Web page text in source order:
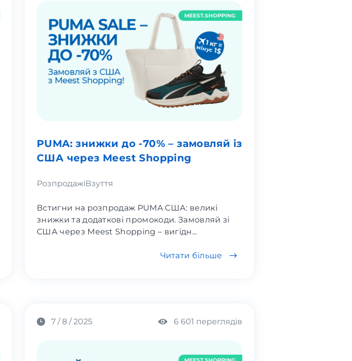
PUMA: знижки до -70% – замовляй із
США через Meest Shopping
РозпродажіВзуття
Встигни на розпродаж PUMA США: великі
знижки та додаткові промокоди. Замовляй зі
США через Meest Shopping – вигідн...
Читати більше
7 / 8 / 2025 6 601 переглядів